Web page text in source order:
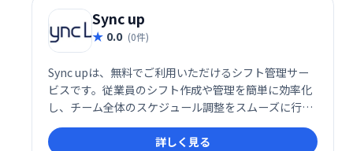
Sync up
0.0 (0件)
Sync upは、無料でご利用いただけるシフト管理サー
ビスです。従業員のシフト作成や管理を簡単に効率化
し、チーム全体のスケジュール調整をスムーズに行え
ます。コストをかけずに、業務改善を実現したい方に
おすすめです。
詳しく見る